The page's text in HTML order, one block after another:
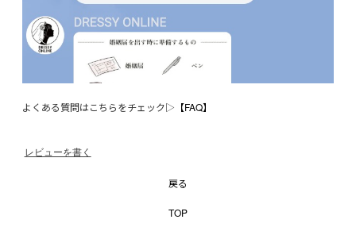
よくある質問はこちらをチェック▷ 【FAQ】
レビューを書く
戻る
TOP